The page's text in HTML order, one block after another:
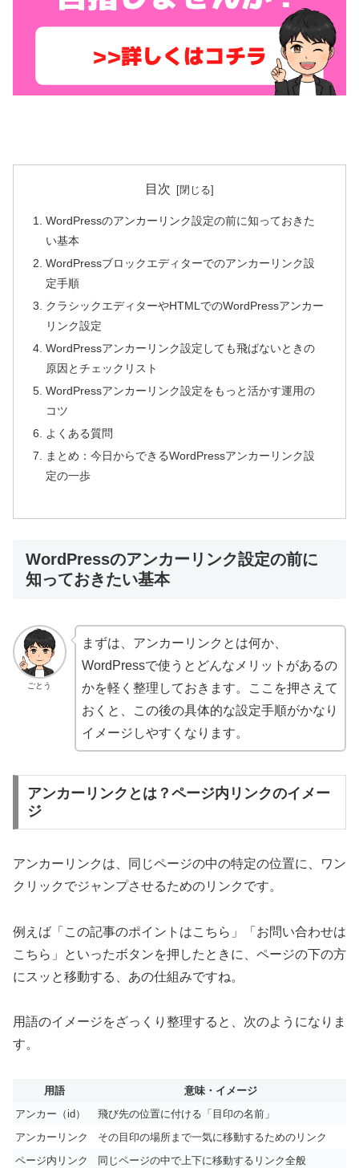
目次
WordPressのアンカーリンク設定の前に知っておきた
い基本
WordPressブロックエディターでのアンカーリンク設
定手順
クラシックエディターやHTMLでのWordPressアンカー
リンク設定
WordPressアンカーリンク設定しても飛ばないときの
原因とチェックリスト
WordPressアンカーリンク設定をもっと活かす運用の
コツ
よくある質問
まとめ：今日からできるWordPressアンカーリンク設
定の一歩
WordPressのアンカーリンク設定の前に
知っておきたい基本
ごとう
まずは、アンカーリンクとは何か、
WordPressで使うとどんなメリットがあるの
かを軽く整理しておきます。ここを押さえて
おくと、この後の具体的な設定手順がかなり
イメージしやすくなります。
アンカーリンクとは？ページ内リンクのイメー
ジ
アンカーリンクは、同じページの中の特定の位置に、ワン
クリックでジャンプさせるためのリンクです。
例えば「この記事のポイントはこちら」「お問い合わせは
こちら」といったボタンを押したときに、ページの下の方
にスッと移動する、あの仕組みですね。
用語のイメージをざっくり整理すると、次のようになりま
す。
用語
意味・イメージ
アンカー（id）
飛び先の位置に付ける「目印の名前」
アンカーリンク
その目印の場所まで一気に移動するためのリンク
ページ内リンク
同じページの中で上下に移動するリンク全般